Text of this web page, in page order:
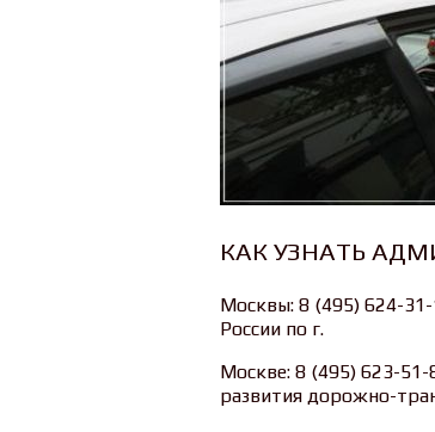
КАК УЗНАТЬ
Москвы: 8 (495) 624-
России по г.
Москве: 8 (495) 623-
развития дорожно-